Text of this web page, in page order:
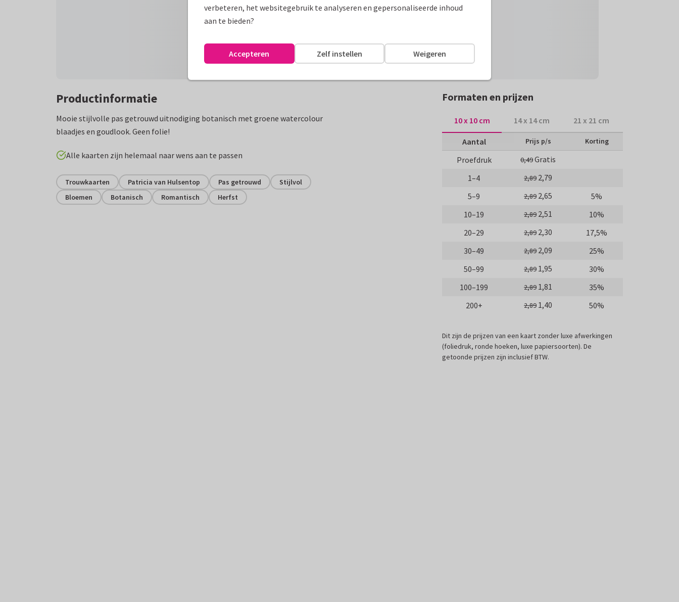
Productinformatie
Mooie stijlvolle pas getrouwd uitnodiging botanisch met groene watercolour
blaadjes en goudlook. Geen folie!
Alle kaarten zijn helemaal naar wens aan te passen
Trouwkaarten Patricia van Hulsentop Pas getrouwd
Stijlvol
Bloemen
Botanisch Romantisch Herfst
Formaten en prijzen
10 x 10 cm 14 x 14 cm 21 x 21 cm
Aantal Prijs p/s Korting
Proefdruk 0,49Gratis
1–4
2,89 2,79
5–9
2,89 2,65
5%
10–19
2,89 2,51
10%
20–29
2,89 2,30
17,5%
30–49
2,89 2,09
25%
50–99
2,89 1,95
30%
100–199
2,89 1,81
35%
200+
2,89 1,40 50%
Dit zijn de prijzen van een kaart zonder luxe afwerkingen
(foliedruk, ronde hoeken, luxe papiersoorten). De
getoonde prijzen zijn inclusief BTW.
verbeteren, het websitegebruik te analyseren en gepersonaliseerde inhoud
aan te bieden?
Weigeren
Zelf instellen
Accepteren